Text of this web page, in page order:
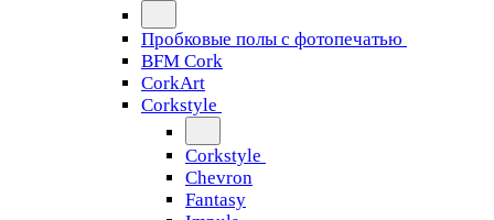
Пробковые полы с фотопечатью
BFM Cork
CorkArt
Corkstyle
Corkstyle
Chevron
Fantasy